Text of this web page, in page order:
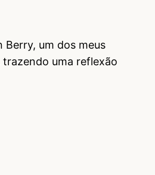
Berry, um dos meus
uma reflexão